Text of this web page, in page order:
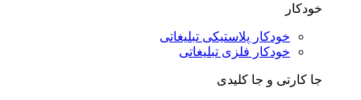
خودکار
خودکار پلاستیکی تبلیغاتی
خودکار فلزی تبلیغاتی
جا کارتی و جا کلیدی